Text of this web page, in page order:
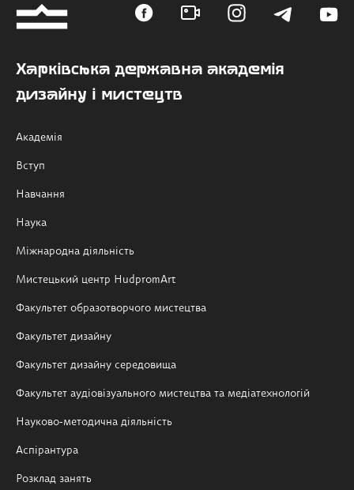
Харківська державна академія
дизайну і мистецтв
Академія
Вступ
Навчання
Наука
Міжнародна діяльність
Мистецький центр HudpromArt
Факультет образотворчого мистецтва
Факультет дизайну
Факультет дизайну середовища
Факультет аудіовізуального мистецтва та медіатехнологій
Науково-методична діяльність
Аспірантура
Розклад занять